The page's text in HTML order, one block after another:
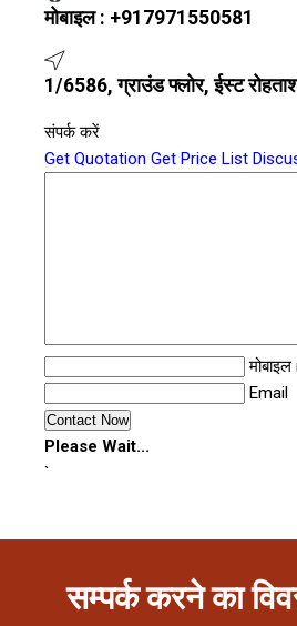
मोबाइल : +917971550581
1/6586, ग्राउंड फ्लोर, ईस्ट
संपर्क करें
Get Quotation Get Price List
Email
Please Wait...
`
सम्पर्क करने का